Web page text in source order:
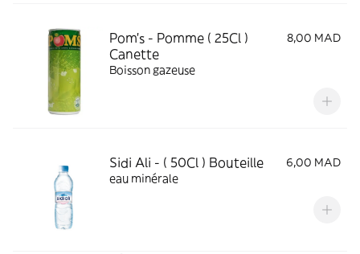
Pom's - Pomme ( 25Cl )
Canette
8,00 MAD
Boisson gazeuse
Sidi Ali - ( 50Cl ) Bouteille
6,00 MAD
eau minérale